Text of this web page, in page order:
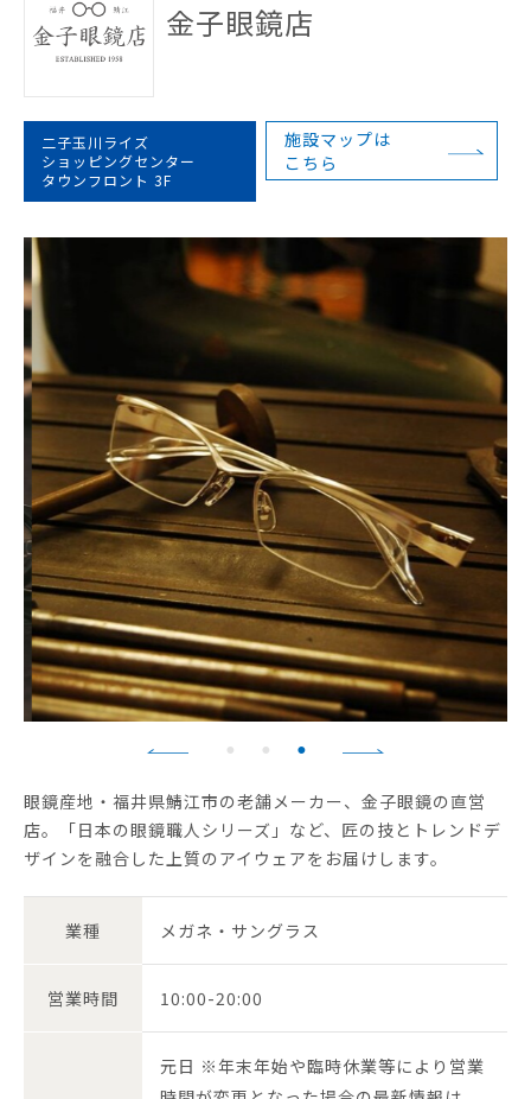
金子眼鏡店
二子玉川ライズ
ショッピングセンター
タウンフロント 3F
施設マップは
こちら
眼鏡産地・福井県鯖江市の老舗メーカー、金子眼鏡の直営
店。「日本の眼鏡職人シリーズ」など、匠の技とトレンドデ
ザインを融合した上質のアイウェアをお届けします。
業種 メガネ・サングラス
営業時間 10:00-20:00
元日 ※年末年始や臨時休業等により営業